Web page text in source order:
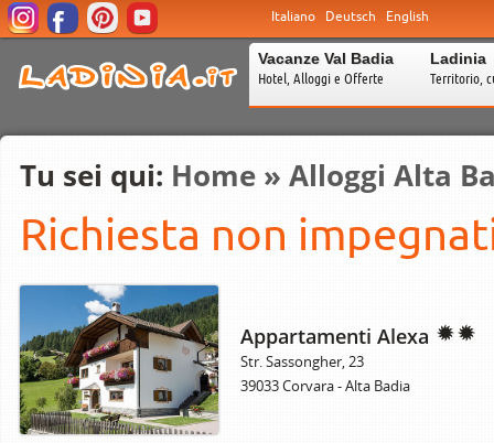
Italiano Deutsch English
Vacanze Val Badia
Hotel, Alloggi e Offerte
Ladinia
Territorio,
Tu sei qui: Home » Alloggi Alta
Richiesta non
Appartamenti Alexa
Str. Sassongher, 23
39033 Corvara - Alta Badia